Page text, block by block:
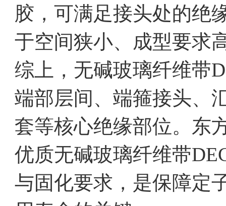
胶，可满足接头处的绝
于空间狭小、成型要求
综上，无碱玻璃纤维带
端部层间、端箍接头、
套等核心绝缘部位。东
优质无碱玻璃纤维带
与固化要求，是保障定